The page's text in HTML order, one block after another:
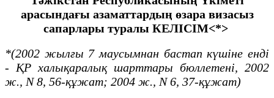
арасындағы азаматтардың өзара визасыз
сапарлары туралы КЕЛІСІМ<*>
*(2002 жылғы 7 маусымнан бастап күшіне енді
- ҚР халықаралық шарттары бюллетені, 2002
ж., N 8, 56-құжат; 2004 ж., N 6, 37-құжат)